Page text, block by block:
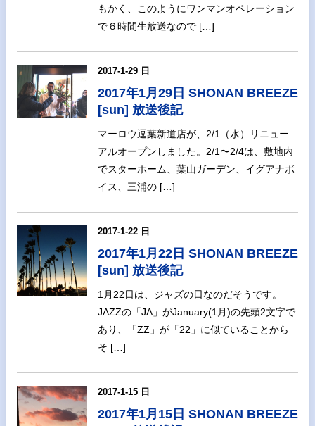
もかく、このようにワンマンオペレーション
で６時間生放送なので […]
2017-1-29 日
2017年1月29日 SHONAN BREEZE
[sun] 放送後記
マーロウ逗葉新道店が、2/1（水）リニュー
アルオープンしました。2/1〜2/4は、敷地内
でスターホーム、葉山ガーデン、イグアナボ
イス、三浦の […]
2017-1-22 日
2017年1月22日 SHONAN BREEZE
[sun] 放送後記
1月22日は、ジャズの日なのだそうです。
JAZZの「JA」がJanuary(1月)の先頭2文字で
あり、「ZZ」が「22」に似ていることから
そ […]
2017-1-15 日
2017年1月15日 SHONAN BREEZE